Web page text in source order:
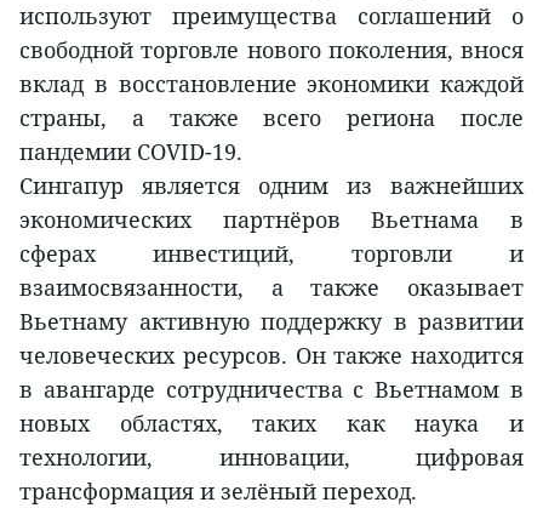
используют преимущества соглашений о
свободной торговле нового поколения, внося
вклад в восстановление экономики каждой
страны, а также всего региона после
пандемии COVID-19.
Сингапур является одним из важнейших
экономических партнёров Вьетнама в
сферах инвестиций, торговли и
взаимосвязанности, а также оказывает
Вьетнаму активную поддержку в развитии
человеческих ресурсов. Он также находится
в авангарде сотрудничества с Вьетнамом в
новых областях, таких как наука и
технологии, инновации, цифровая
трансформация и зелёный переход.